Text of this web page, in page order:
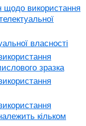
щодо використання
власності
зразка
кільком